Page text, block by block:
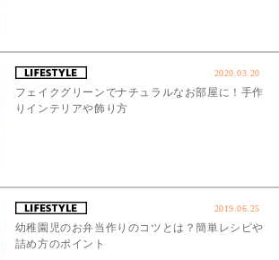
2020.03.20
フェイクグリーンでナチュラルなお部屋に！手作
りインテリアや飾り方
2019.06.25
幼稚園児のお弁当作りのコツとは？簡単レシピや
詰め方のポイント